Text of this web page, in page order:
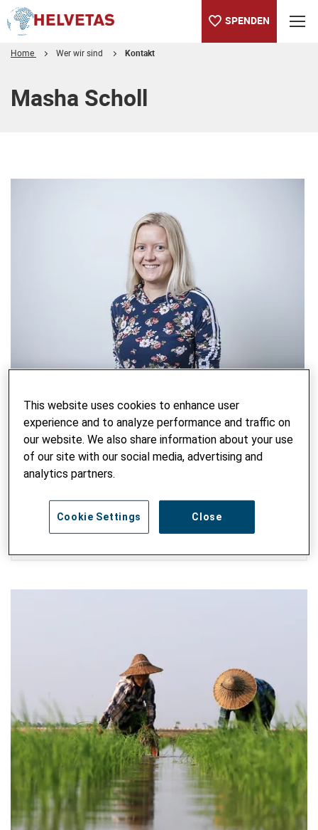
SPENDEN
Home Wer wir sind Kontakt
Masha Scholl
Masha Scholl
Coordinator International Communications
masha.scholl@helvetas.org
BLOG DURCHSUCHEN
Suchbegriff eingeben
This website uses cookies to enhance user
experience and to analyze performance and traffic on
our website. We also share information about your use
of our site with our social media, advertising and
analytics partners.
Close
Cookie Settings